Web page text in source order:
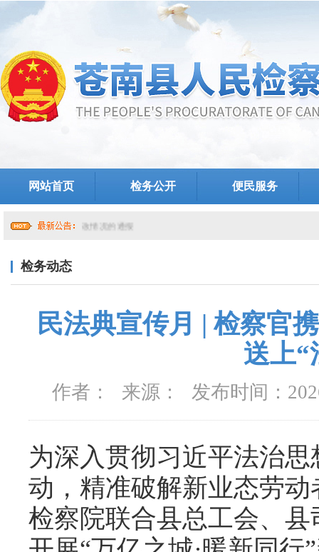
网站首页 检务公开 便民服务
提级巡察整改情况的通报
检务动态
民法典宣传月 | 检察官
送上“
作者： 来源： 发布时间：
为深入贯彻习近平法治
动，精准破解新业态劳
检察院联合县总工会、